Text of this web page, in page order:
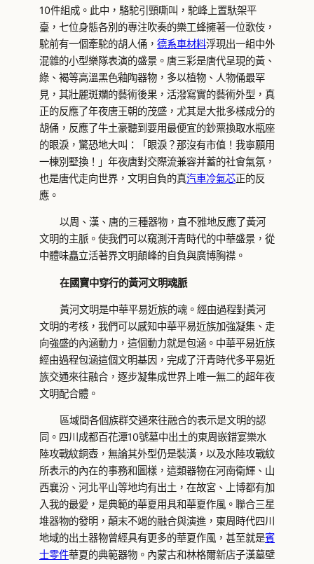
10件組成。此中，駱駝引頸嘶叫，駝峰上置馱架平
臺，七位身態各別的專注吹奏的樂工蜂擁著一位歌伎，
駝前有一個牽駝的胡人俑， 德系車材料浮現出一組中外
混雜的小型樂隊表演的盛景。唐三彩是唐代呈現的黃、
綠、褐等高溫黑色釉陶器物，多以植物、人物俑最罕
見，其壯麗斑斕的藝術後果，活潑寫實的藝術外型，真
正的反應了年夜唐王朝的茂盛，尤其是大批多樣成分的
胡俑，反應了牛土豪聽到要用最便宜的鈔票換取水瓶座
的眼淚，驚恐地大叫：「眼淚？那沒有市值！我寧願用
一棟別墅換！」年夜唐對交際流兼容并蓄的社會氣氛，
也是唐代走向世界，文明自負的真汽車冷氣芯正的反
應。
以周、漢、唐的三種器物，直不雅地反應了黃河
文明的主脈。使我們可以窺測汗青時代的中華盛景，從
中體味矗立活著界文明顛峰的自負與廣博胸襟。
在國寶中穿行的黃河文明魂脈
黃河文明是中華平易近族的魂。經由過程對黃河
文明的考核，我們可以感知中華平易近族加強凝集、走
向強盛的內涵動力，這個動力就是包涵。中華平易近族
經由過程包涵這個文明基因，完成了汗青時代多平易近
族交通來往融合，逐步凝集成世界上唯一無二的超年夜
文明配合體。
區域間各個族群交通來往融合的表示是文明的認
同。四川成都百花潭10號墓中出土的東周嵌錯宴樂水
陸攻戰紋銅壺，無論其外型仍是裝潢，以及水陸攻戰紋
所表示的內在的事務和圖樣，這類器物在河南衛輝、山
西襄汾、河北平山等地均有出土，在故宮、上博都有加
入我的最愛，是典範的華夏用具和華夏作風。聯合三星
堆器物的發明，顛末不竭的融合與演進，東周時代四川
地域的出土器物曾經具有更多的華夏作風，甚至就是賓
士零件華夏的典範器物。內蒙古和林格爾新店子漢墓壁